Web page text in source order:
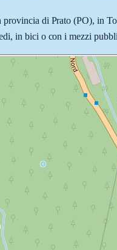
di Prato (PO), in
in bici o con i mezzi